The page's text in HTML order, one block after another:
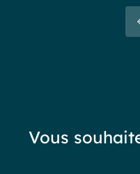
intranet
Vous